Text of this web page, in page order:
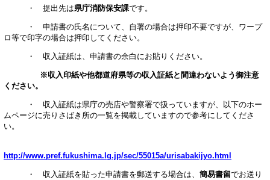
・ 提出先は県庁消防保安課です。
・ 申請書の氏名について、自署の場合は押印不要ですが、ワープ
ロ等で印字の場合は押印してください。
・ 収入証紙は、申請書の余白にお貼りください。
※収入印紙や他都道府県等の収入証紙と間違わないよう御注意
ください。
・ 収入証紙は県庁の売店や警察署で扱っていますが、以下のホー
ムページに売りさばき所の一覧を掲載していますので参考にしてくださ
い。
http://www.pref.fukushima.lg.jp/sec/55015a/urisabakijyo.html
・ 収入証紙を貼った申請書を郵送する場合は、 簡易書留でお送り